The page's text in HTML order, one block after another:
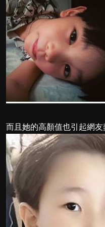
而且她的高顏值也引起網友